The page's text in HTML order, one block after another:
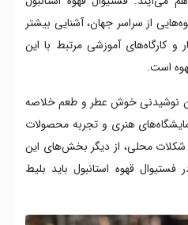
از سراسر جهان، آشنایی بیشتر
و کارگاه‌های آموزشی مرتبط با این
است.
نوشیدنی خوش عطر و طعم خلاصه
هنری و تجربه محصولات
شکلات محلی، از دیگر بخش‌های این
قهوه استانبول باید بلیط